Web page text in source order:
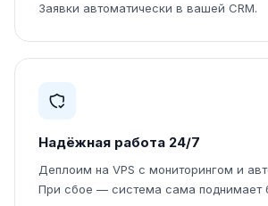
Заявки автоматически в вашей CRM.
Надёжная работа 24/7
Деплоим на VPS с мониторингом и
При сбое — система сама поднимает